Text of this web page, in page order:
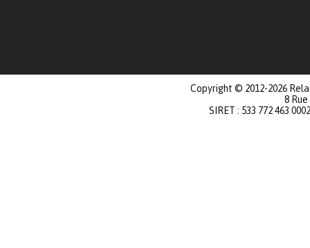
Copyright © 2012-2026
8
SIRET : 533 772 463